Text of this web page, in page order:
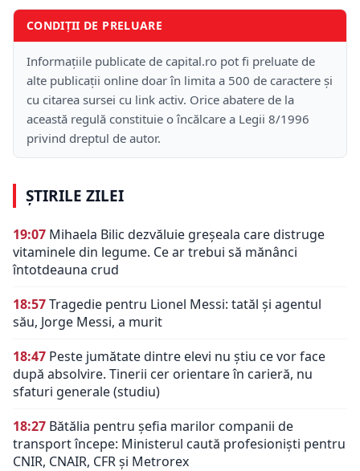
CONDIȚII DE PRELUARE
Informațiile publicate de capital.ro pot fi preluate de
alte publicații online doar în limita a 500 de caractere și
cu citarea sursei cu link activ. Orice abatere de la
această regulă constituie o încălcare a Legii 8/1996
privind dreptul de autor.
ȘTIRILE ZILEI
19:07 Mihaela Bilic dezvăluie greșeala care distruge
vitaminele din legume. Ce ar trebui să mănânci
întotdeauna crud
18:57Tragedie pentru Lionel Messi: tatăl și agentul
său, Jorge Messi, a murit
18:47 Peste jumătate dintre elevi nu știu ce vor face
după absolvire. Tinerii cer orientare în carieră, nu
sfaturi generale (studiu)
18:27 Bătălia pentru șefia marilor companii de
transport începe: Ministerul caută profesioniști pentru
CNIR, CNAIR, CFR și Metrorex